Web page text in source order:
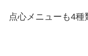
点心メニューも4種